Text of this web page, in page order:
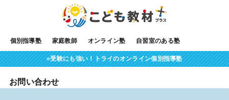
個別指導塾 家庭教師 オンライン塾 自習室のある塾
»受験にも強い！トライのオンライン個別指導塾
お問い合わせ